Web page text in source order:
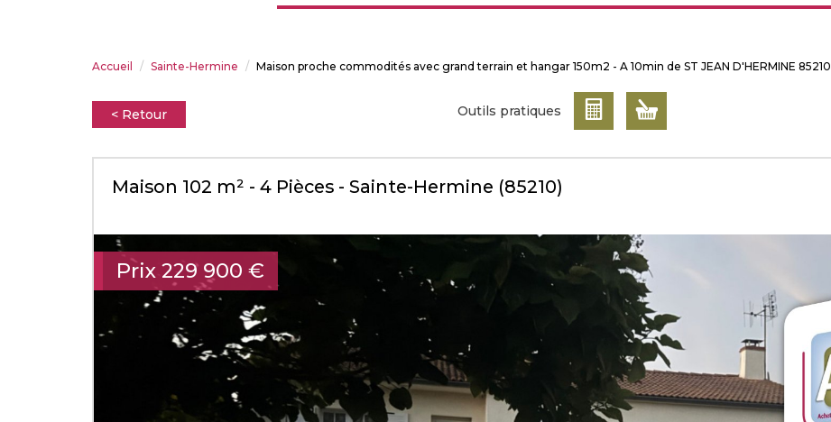
Accueil Sainte-Hermine Maison proche commodités avec grand terrain et hangar 150m2 - A 10min de ST JEAN D'HERMINE 85210
< Retour Outils pratiques
Maison 102 m² - 4 Pièces - Sainte-Hermine (85210)
Prix 229 900 €